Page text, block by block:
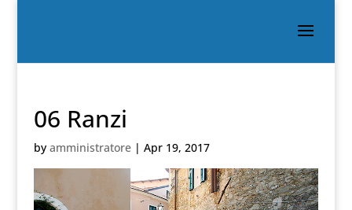
06 Ranzi
by amministratore| Apr 19, 2017